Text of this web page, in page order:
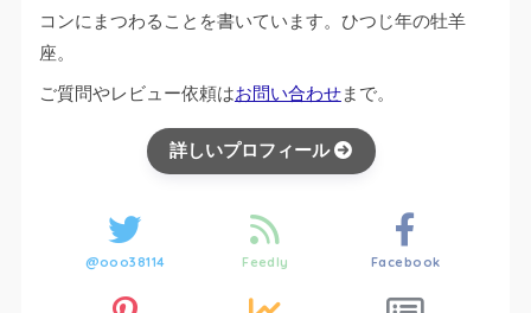
コンにまつわることを書いています。ひつじ年の牡羊
座。
ご質問やレビュー依頼はお問い合わせまで。
詳しいプロフィール
@ooo38114 Feedly Facebook